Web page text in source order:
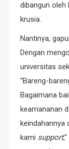
dibangun oleh
krusia.
Nantinya,
Dengan
universitas
“Bareng-
Bagaimana
keamananan
keindahannya
kami support